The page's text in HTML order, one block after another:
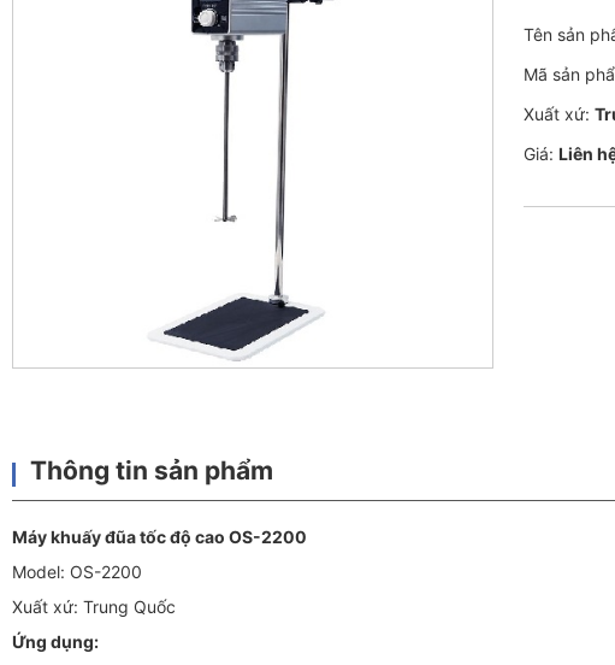
Tên sản
Mã sản
Xuất xứ:
Giá: Liên
Thông tin sản phẩm
Máy khuấy đũa tốc độ cao OS-2200
Model: OS-2200
Xuất xứ: Trung Quốc
Ứng dụng: